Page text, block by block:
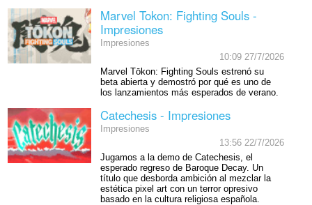
Marvel Tokon: Fighting Souls -
Impresiones
Impresiones
10:09 27/7/2026
Marvel Tōkon: Fighting Souls estrenó su
beta abierta y demostró por qué es uno de
los lanzamientos más esperados de verano.
Catechesis - Impresiones
Impresiones
13:56 22/7/2026
Jugamos a la demo de Catechesis, el
esperado regreso de Baroque Decay. Un
título que desborda ambición al mezclar la
estética pixel art con un terror opresivo
basado en la cultura religiosa española.